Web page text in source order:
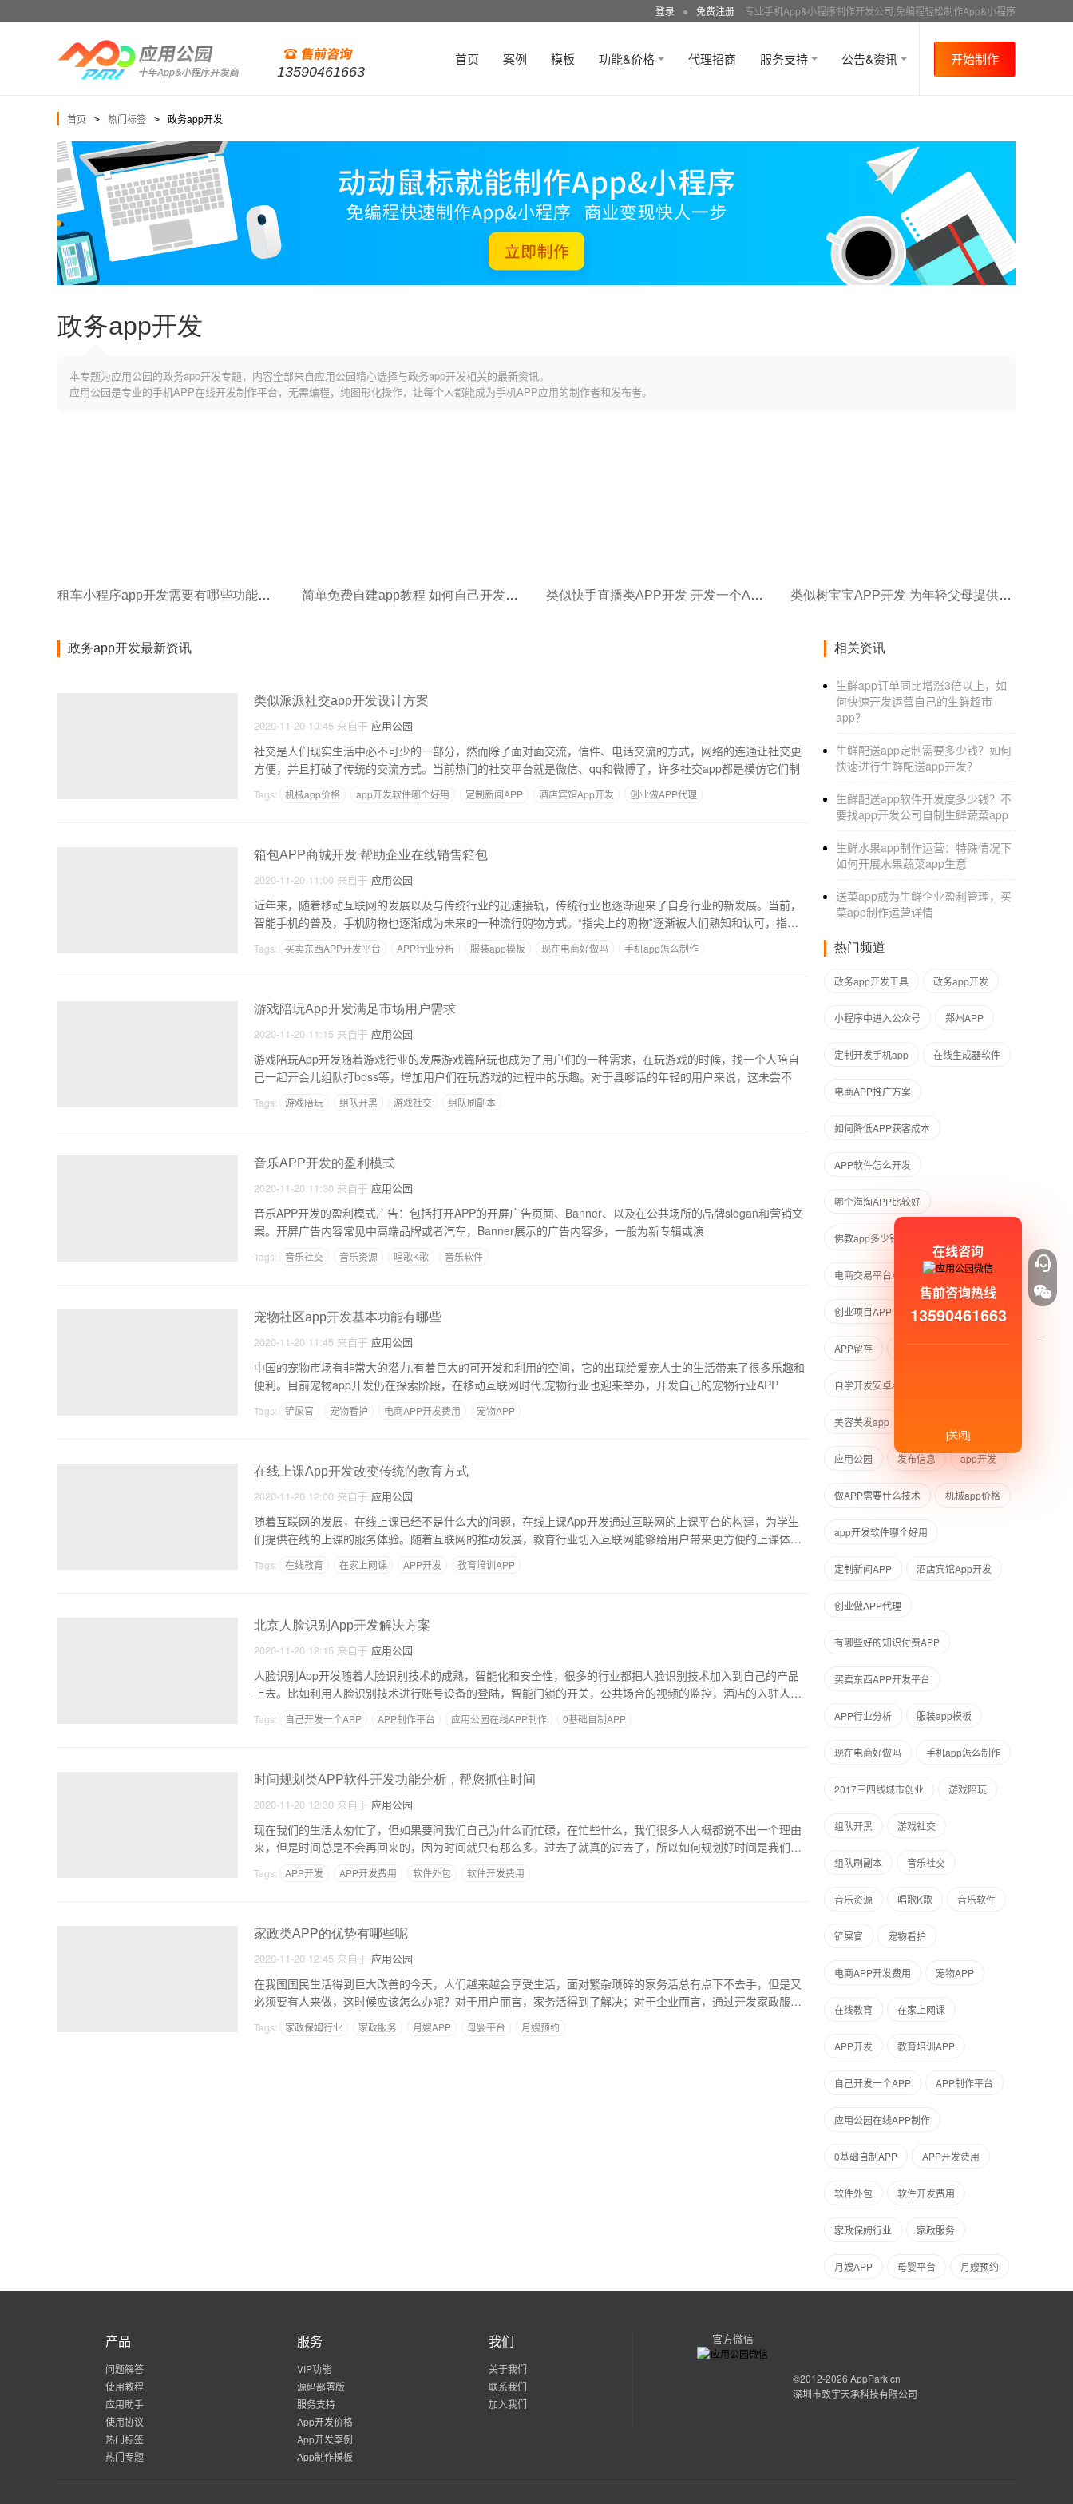
登录 ● 免费注册 专业手机App&小程序制作开发公司,免编程轻松制作App&小程序
13590461663
首页 案例 模板 功能&价格 代理招商 服务支持 公告&资讯 开始制作
首页 > 热门标签 > 政务app开发
政务app开发
本专题为应用公园的政务app开发专题，内容全部来自应用公园精心选择与政务app开发相关的最新资讯。
应用公园是专业的手机APP在线开发制作平台，无需编程，纯图形化操作，让每个人都能成为手机APP应用的制作者和发布者。
租车小程序app开发需要有哪些功能模块？ 简单免费自建app教程 如何自己开发一个APP 类似快手直播类APP开发 开发一个APP多少钱？ 类似树宝宝APP开发 为年轻父母提供育儿帮助
政务app开发最新资讯
类似派派社交app开发设计方案
2020-11-20 10:45 来自于 应用公园
社交是人们现实生活中必不可少的一部分，然而除了面对面交流，信件、电话交流的方式，网络的连通让社交更
方便，并且打破了传统的交流方式。当前热门的社交平台就是微信、qq和微博了，许多社交app都是模仿它们制
Tags: 机械app价格 app开发软件哪个好用 定制新闻APP 酒店宾馆App开发
创业做APP代理
箱包APP商城开发 帮助企业在线销售箱包
2020-11-20 11:00 来自于 应用公园
近年来，随着移动互联网的发展以及与传统行业的迅速接轨，传统行业也逐渐迎来了自身行业的新发展。当前，
智能手机的普及，手机购物也逐渐成为未来的一种流行购物方式。“指尖上的购物”逐渐被人们熟知和认可，指尖
Tags: 买卖东西APP开发平台 APP行业分析 服装app模板 现在电商好做吗
手机app怎么制作
游戏陪玩App开发满足市场用户需求
2020-11-20 11:15 来自于 应用公园
游戏陪玩App开发随着游戏行业的发展游戏篇陪玩也成为了用户们的一种需求，在玩游戏的时候，找一个人陪自
己一起开会儿组队打boss等，增加用户们在玩游戏的过程中的乐趣。对于县嗲话的年轻的用户来说，这未尝不
Tags: 游戏陪玩 组队开黑 游戏社交 组队刷副本
音乐APP开发的盈利模式
2020-11-20 11:30 来自于 应用公园
音乐APP开发的盈利模式广告：包括打开APP的开屏广告页面、Banner、以及在公共场所的品牌slogan和营销文
案。开屏广告内容常见中高端品牌或者汽车，Banner展示的广告内容多，一般为新专辑或演
Tags: 音乐社交 音乐资源 唱歌K歌 音乐软件
宠物社区app开发基本功能有哪些
2020-11-20 11:45 来自于 应用公园
中国的宠物市场有非常大的潜力,有着巨大的可开发和利用的空间，它的出现给爱宠人士的生活带来了很多乐趣和
便利。目前宠物app开发仍在探索阶段，在移动互联网时代,宠物行业也迎来举办，开发自己的宠物行业APP
Tags: 铲屎官 宠物看护 电商APP开发费用 宠物APP
在线上课App开发改变传统的教育方式
2020-11-20 12:00 来自于 应用公园
随着互联网的发展，在线上课已经不是什么大的问题，在线上课App开发通过互联网的上课平台的构建，为学生
们提供在线的上课的服务体验。随着互联网的推动发展，教育行业切入互联网能够给用户带来更方便的上课体
Tags: 在线教育 在家上网课 APP开发 教育培训APP
北京人脸识别App开发解决方案
2020-11-20 12:15 来自于 应用公园
人脸识别App开发随着人脸识别技术的成熟，智能化和安全性，很多的行业都把人脸识别技术加入到自己的产品
上去。比如利用人脸识别技术进行账号设备的登陆，智能门锁的开关，公共场合的视频的监控，酒店的入驻人脸
Tags: 自己开发一个APP APP制作平台 应用公园在线APP制作 0基础自制APP
时间规划类APP软件开发功能分析，帮您抓住时间
2020-11-20 12:30 来自于 应用公园
现在我们的生活太匆忙了，但如果要问我们自己为什么而忙碌，在忙些什么，我们很多人大概都说不出一个理由
来，但是时间总是不会再回来的，因为时间就只有那么多，过去了就真的过去了，所以如何规划好时间是我们一
Tags: APP开发 APP开发费用 软件外包 软件开发费用
家政类APP的优势有哪些呢
2020-11-20 12:45 来自于 应用公园
在我国国民生活得到巨大改善的今天，人们越来越会享受生活，面对繁杂琐碎的家务活总有点下不去手，但是又
必须要有人来做，这时候应该怎么办呢？对于用户而言，家务活得到了解决；对于企业而言，通过开发家政服务
Tags: 家政保姆行业 家政服务 月嫂APP 母婴平台 月嫂预约
相关资讯
生鲜app订单同比增涨3倍以上，如
何快速开发运营自己的生鲜超市
app？
生鲜配送app定制需要多少钱？如何
快速进行生鲜配送app开发？
生鲜配送app软件开发度多少钱？不
要找app开发公司自制生鲜蔬菜app
生鲜水果app制作运营：特殊情况下
如何开展水果蔬菜app生意
送菜app成为生鲜企业盈利管理，买
菜app制作运营详情
热门频道
政务app开发工具 政务app开发
小程序中进入公众号 郑州APP
定制开发手机app 在线生成器软件
电商APP推广方案
如何降低APP获客成本
APP软件怎么开发
哪个海淘APP比较好
佛教app多少钱
电商交易平台APP方案
创业项目APP 母婴电商发展趋势
APP留存 宠物APP开发多少钱
自学开发安卓app
美容美发app
应用公园 发布信息 ​app开发
做APP需要什么技术 机械app价格
app开发软件哪个好用
定制新闻APP 酒店宾馆App开发
创业做APP代理
有哪些好的知识付费APP
买卖东西APP开发平台
APP行业分析 服装app模板
现在电商好做吗 手机app怎么制作
2017三四线城市创业 游戏陪玩
组队开黑 游戏社交
组队刷副本 音乐社交
音乐资源 唱歌K歌 音乐软件
铲屎官 宠物看护
电商APP开发费用 宠物APP
在线教育 在家上网课
APP开发 教育培训APP
自己开发一个APP APP制作平台
应用公园在线APP制作
0基础自制APP APP开发费用
软件外包 软件开发费用
家政保姆行业 家政服务
月嫂APP 母婴平台 月嫂预约
产品
问题解答
使用教程
应用助手
使用协议
热门标签
热门专题
服务
VIP功能
源码部署版
服务支持
App开发价格
App开发案例
App制作模板
我们
关于我们
联系我们
加入我们
官方微信
©2012-2026 AppPark.cn
深圳市致宇天承科技有限公司
在线咨询
售前咨询热线
13590461663
[关闭]